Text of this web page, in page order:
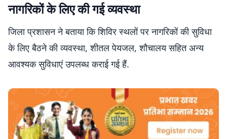
नागरिकों के लिए की गई व्यवस्था
जिला प्रशासन ने बताया कि शिविर स्थलों पर नागरिकों की सुविधा
के लिए बैठने की व्यवस्था, शीतल पेयजल, शौचालय सहित अन्य
आवश्यक सुविधाएं उपलब्ध कराई गई हैं.